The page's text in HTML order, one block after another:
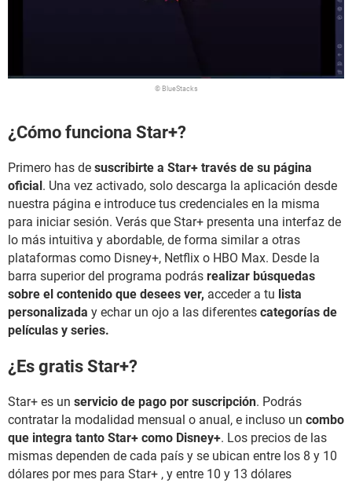
© BlueStacks
¿Cómo funciona Star+?
Primero has de suscribirte a Star+ través de su página
oficial . Una vez activado, solo descarga la aplicación desde
nuestra página e introduce tus credenciales en la misma
para iniciar sesión. Verás que Star+ presenta una interfaz de
lo más intuitiva y abordable, de forma similar a otras
plataformas como Disney+, Netflix o HBO Max. Desde la
barra superior del programa podrás realizar búsquedas
sobre el contenido que desees ver, acceder a tu lista
personalizada y echar un ojo a las diferentes categorías de
películas y series.
¿Es gratis Star+?
Star+ es un servicio de pago por suscripción. Podrás
contratar la modalidad mensual o anual, e incluso un combo
que integra tanto Star+ como Disney+. Los precios de las
mismas dependen de cada país y se ubican entre los 8 y 10
dólares por mes para Star+ , y entre 10 y 13 dólares